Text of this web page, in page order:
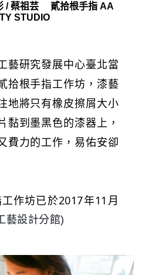
/ 蔡祖芸
貳拾根手指 AA
STUDIO
藝研究發展中心臺北當
拾根手指工作坊，漆藝
地將只有橡皮擦屑大小
黏到墨黑色的漆器上，
費力的工作，易佑安卻
作坊已於2017年11月
藝設計分館)